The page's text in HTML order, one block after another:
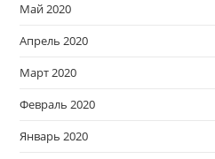
Май 2020
Апрель 2020
Март 2020
Февраль 2020
Январь 2020